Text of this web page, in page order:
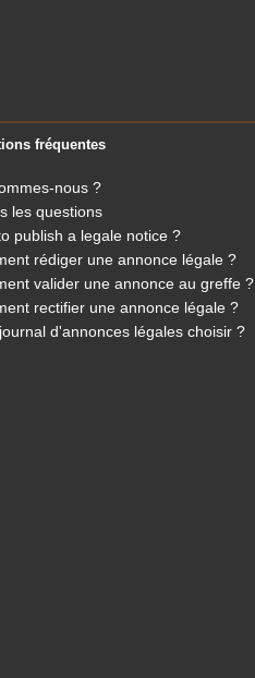
fréquentes
nous ?
les questions
publish a legale notice ?
rédiger une annonce légale ?
valider une annonce au greffe ?
rectifier une annonce légale ?
d'annonces légales choisir ?